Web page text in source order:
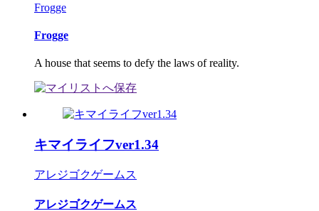
Frogge
Frogge
A house that seems to defy the laws of reality.
キマイライフver1.34
アレジゴクゲームス
アレジゴクゲームス